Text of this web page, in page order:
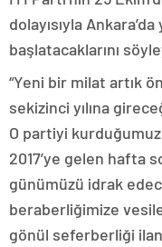
dolayısıyla
başlatacaklarını
“Yeni bir milat artık
sekizinci yılına
O partiyi kurduğumuz
2017’ye gelen hafta
günümüzü idrak
beraberliğimize
gönül seferberliği